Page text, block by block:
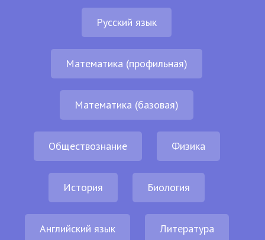
Русский язык
Математика (профильная)
Математика (базовая)
Обществознание Физика
История Биология
Английский язык Литература